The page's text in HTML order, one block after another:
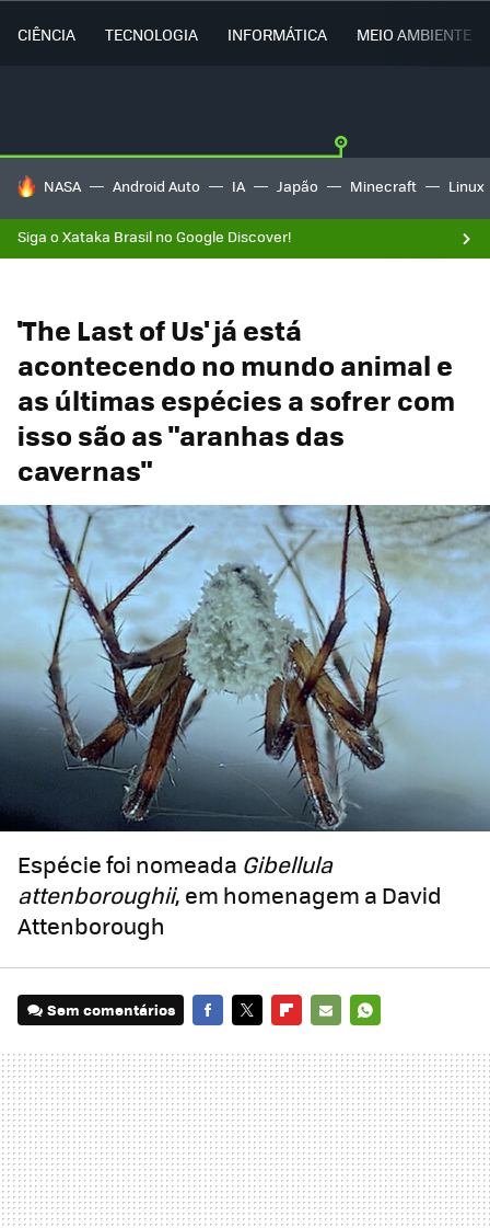
CIÊNCIA TECNOLOGIA INFORMÁTICA MEIO AMBIENTE
TENDÊNCIAS DO DIA
NASA Android Auto IA Japão Minecraft Linux
Siga o Xataka Brasil no Google Discover!
'The Last of Us' já está
acontecendo no mundo animal e
as últimas espécies a sofrer com
isso são as "aranhas das
cavernas"
Espécie foi nomeada Gibellula
attenboroughii, em homenagem a David
Attenborough
Sem comentários
MAIL